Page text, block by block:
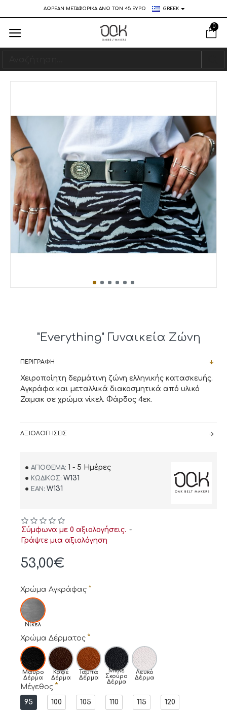
ΔΩΡΕΑΝ ΜΕΤΑΦΟΡΙΚΑ ΑΝΩ ΤΩΝ 45 ΕΥΡΩ GREEK
0
"Everything" Γυναικεία Ζώνη
ΠΕΡΙΓΡΑΦΉ
Χειροποίητη δερμάτινη ζώνη ελληνικής κατασκευής.
Αγκράφα και μεταλλικά διακοσμητικά από υλικό
Ζαμακ σε χρώμα νίκελ. Φάρδος 4εκ.
ΑΞΙΟΛΟΓΉΣΕΙΣ
ΑΠΌΘΕΜΑ: 1 - 5 Ημέρες
ΚΩΔΙΚΌΣ: W131
EAN: W131
Σύμφωνα με 0 αξιολογήσεις. -
Γράψτε μια αξιολόγηση
53,00€
Χρώμα Αγκράφας
Νίκελ
Χρώμα Δέρματος
Μαύρο
Δέρμα
Καφέ
Δέρμα
Ταμπά
Δέρμα
Μπλε
Σκούρο
Δέρμα
Λευκό
Δέρμα
Μέγεθος
95
100 105 110 115 120